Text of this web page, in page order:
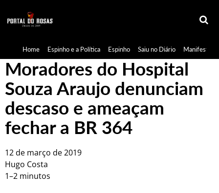
Home Espinho e a Política Espinho Saiu no Diário
Moradores do Hospital
Souza Araujo denunciam
descaso e ameaçam
fechar a BR 364
12 de março de 2019
Hugo Costa
1–2 minutos